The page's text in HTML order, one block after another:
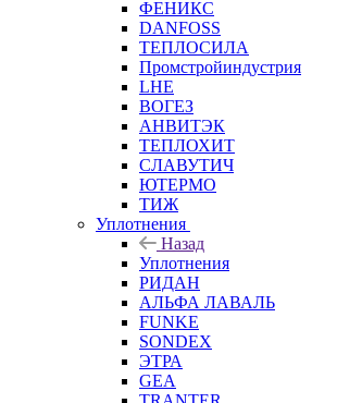
ФЕНИКС
DANFOSS
ТЕПЛОСИЛА
Промстройиндустрия
LHE
ВОГЕЗ
АНВИТЭК
ТЕПЛОХИТ
СЛАВУТИЧ
ЮТЕРМО
ТИЖ
Уплотнения
Назад
Уплотнения
РИДАН
АЛЬФА ЛАВАЛЬ
FUNKE
SONDEX
ЭТРА
GEA